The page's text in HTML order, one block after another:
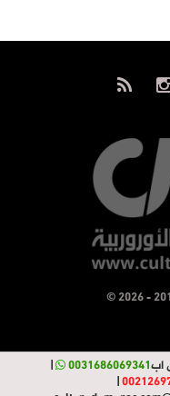
اب0031686069341
|
|